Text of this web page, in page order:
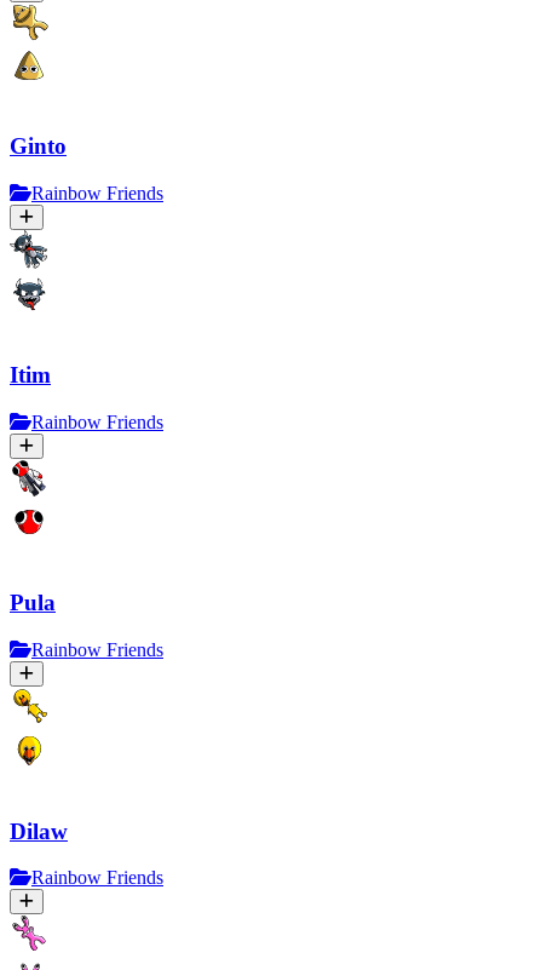
Ginto
Rainbow Friends
Itim
Rainbow Friends
Pula
Rainbow Friends
Dilaw
Rainbow Friends